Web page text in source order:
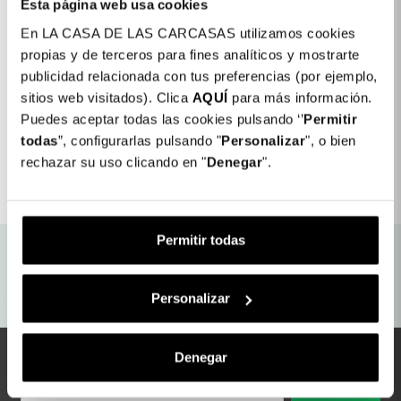
Esta página web usa cookies
En LA CASA DE LAS CARCASAS utilizamos cookies
propias y de terceros para fines analíticos y mostrarte
publicidad relacionada con tus preferencias (por ejemplo,
sitios web visitados). Clica AQUÍ para más información.
Puedes aceptar todas las cookies pulsando ‘’Permitir
todas”, configurarlas pulsando "Personalizar", o bien
rechazar su uso clicando en "Denegar".
Permitir todas
Personalizar
Denegar
Visualizzazione di 1-1 di 1 articolo/i
Torna all'inizio
Spedizione gratuita in
negozio
Consegna in 48/96 ore Reso: 30 giorni
Rimani sempre aggiornato